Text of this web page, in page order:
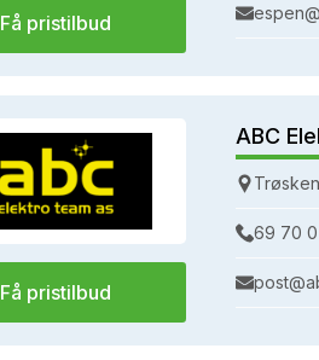
Få pristilbud
Få pristilbud
ABC
69 70